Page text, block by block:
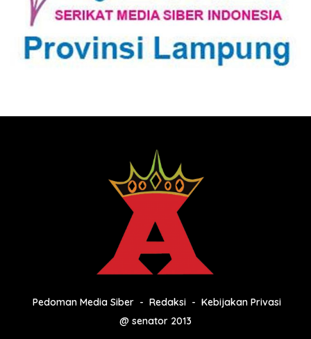
Pedoman Media Siber Redaksi
Kebijakan Privasi
@ senator 2013